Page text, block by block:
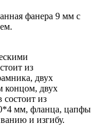
фанера 9 мм с
из
двух
концом, двух
состоит из
мм, фланца, цапфы
и изгибу.